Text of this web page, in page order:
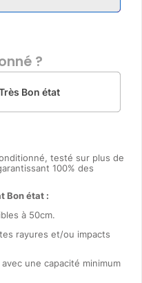
?
Bon état
testé sur plus de
100% des
Bon état :
à 50cm.
rayures et/ou impacts
une capacité minimum